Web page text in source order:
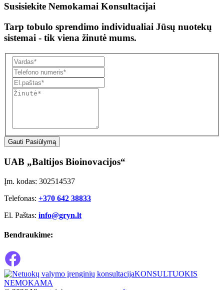
Susisiekite Nemokamai Konsultacijai
Tarp tobulo sprendimo individualiai Jūsų nuotekų
sistemai - tik viena žinutė mums.
Gauti Pasiūlymą
UAB „Baltijos Bioinovacijos“
Įm. kodas: 302514537
Telefonas: +370 642 38833
El. Paštas: info@gryn.lt
Bendraukime:
KONSULTUOKIS
NEMOKAMA